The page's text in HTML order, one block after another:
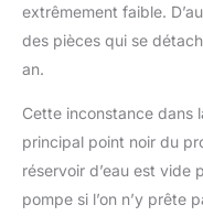
extrêmement faible.
des pièces qui se
an.
Cette inconstance dans
principal point noir du
réservoir d’eau est vide
pompe si l’on n’y prête